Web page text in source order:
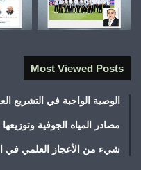
Most Viewed Posts
الوصية الواجبة في التشريع
مصادر المياه الجوفية
شيء من الأعجاز العلمي في